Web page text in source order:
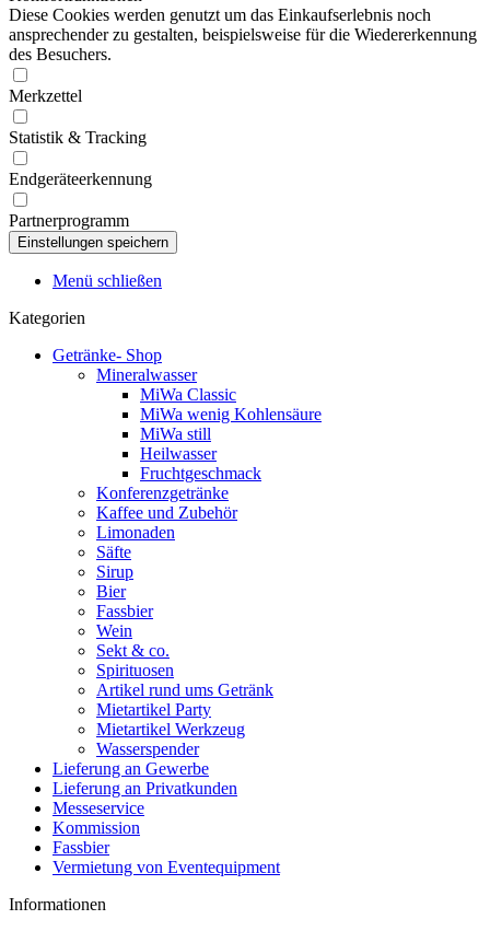
Diese Cookies werden genutzt um das Einkaufserlebnis noch
ansprechender zu gestalten, beispielsweise für die Wiedererkennung
des Besuchers.
Merkzettel
Statistik & Tracking
Endgeräteerkennung
Partnerprogramm
Menü schließen
Kategorien
Getränke- Shop
Mineralwasser
MiWa Classic
MiWa wenig Kohlensäure
MiWa still
Heilwasser
Fruchtgeschmack
Konferenzgetränke
Kaffee und Zubehör
Limonaden
Säfte
Sirup
Bier
Fassbier
Wein
Sekt & co.
Spirituosen
Artikel rund ums Getränk
Mietartikel Party
Mietartikel Werkzeug
Wasserspender
Lieferung an Gewerbe
Lieferung an Privatkunden
Messeservice
Kommission
Fassbier
Vermietung von Eventequipment
Informationen